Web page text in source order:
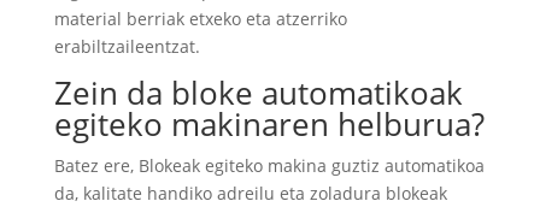
material berriak etxeko eta atzerriko
erabiltzaileentzat.
Zein da bloke automatikoak
egiteko makinaren helburua?
Batez ere, Blokeak egiteko makina guztiz automatikoa
da, kalitate handiko adreilu eta zoladura blokeak